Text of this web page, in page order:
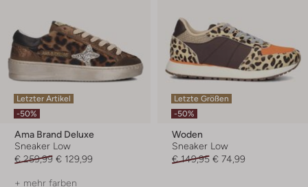
Letzter Artikel
-50%
Ama Brand Deluxe
Sneaker Low
€ 259,99 € 129,99
+ mehr farben
Letzte Größen
-50%
Woden
Sneaker Low
€ 149,95 € 74,99